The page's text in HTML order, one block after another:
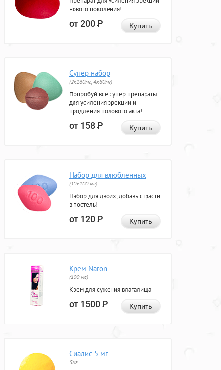
нового поколения!
от 200Р Купить
Супер набор
(2х160мг, 4х80мг)
Попробуй все супер препараты
для усиления эрекции и
продления полового акта!
от 158Р Купить
Набор для влюбленных
(10х100 мг)
Набор для двоих, добавь страсти
в постель!
от 120Р Купить
Крем Naron
(100 мг)
Крем для сужения влагалища
от 1500Р Купить
Сиалис 5 мг
5мг